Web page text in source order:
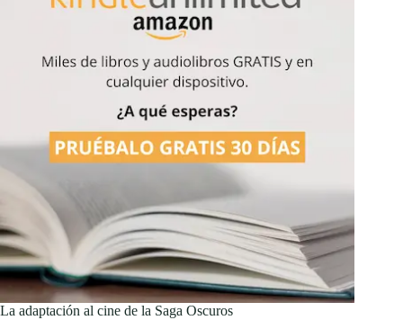
La adaptación al cine de la Saga Oscuros